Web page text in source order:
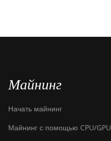
Майнинг
Начать майнинг
Майнинг с помощью CPU/GPU